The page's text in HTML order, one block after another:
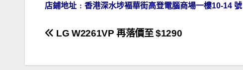
店鋪地址﹕香港深水埗褔華街高登電腦商場一樓10-14 號
文LG W2261VP 再落價至 $1290